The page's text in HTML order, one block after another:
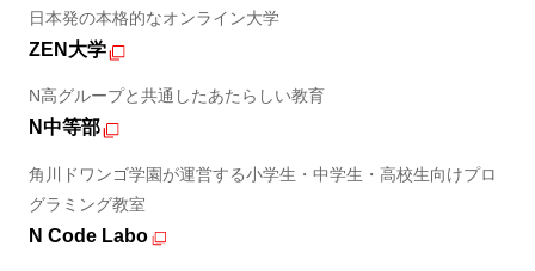
日本発の本格的なオンライン大学
ZEN大学
N高グループと共通したあたらしい教育
N中等部
角川ドワンゴ学園が運営する小学生・中学生・高校生向けプロ
グラミング教室
N Code Labo